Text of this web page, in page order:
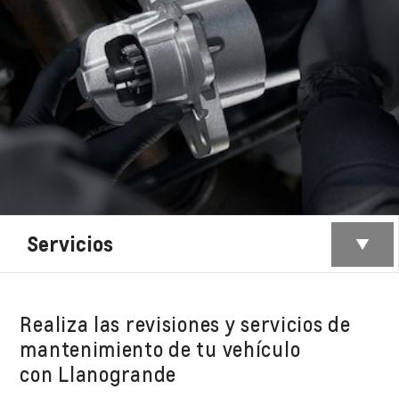
Servicios
Realiza las revisiones y servicios de
mantenimiento de tu vehículo
con Llanogrande